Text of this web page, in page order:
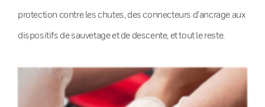
protection contre les chutes, des connecteurs d’ancrage aux
dispositifs de sauvetage et de descente, et tout le reste.